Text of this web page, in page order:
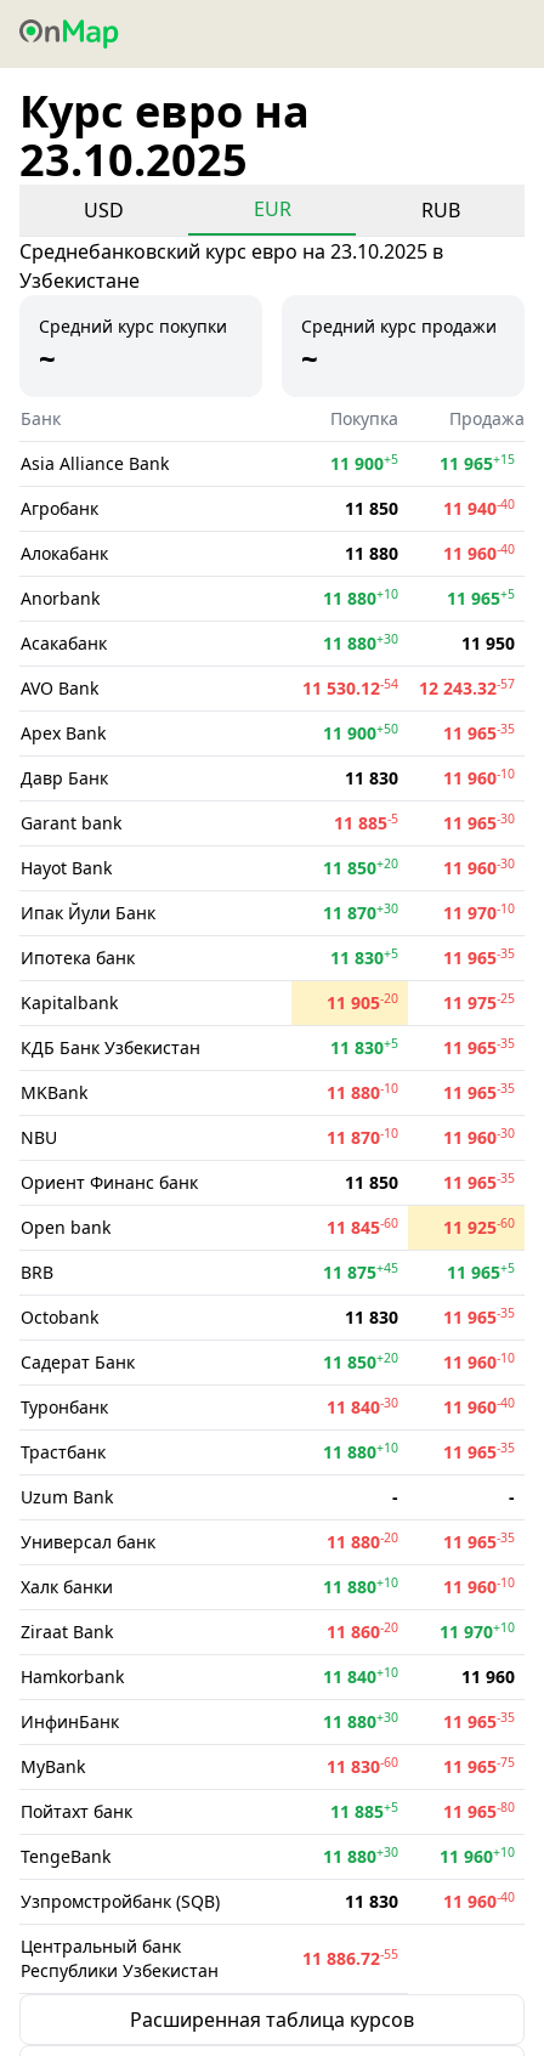
Курс евро на
23.10.2025
USD EUR
RUB
Среднебанковский курс евро на 23.10.2025 в
Узбекистане
Средний курс покупки
~
Средний курс продажи
~
Банк Покупка
Продажа
Asia Alliance Bank
11 900+5 11 965+15
Агробанк 11 850 11 940-40
Алокабанк 11 880 11 960-40
Anorbank 11 880+10 11 965+5
Асакабанк 11 880+30
11 950
AVO Bank
11 530.12-54 12 243.32-57
Apex Bank 11 900+50 11 965-35
Давр Банк 11 830 11 960-10
Garant bank 11 885-5 11 965-30
Hayot Bank 11 850+20 11 960-30
Ипак Йули Банк 11 870+30 11 970-10
Ипотека банк 11 830+5 11 965-35
Kapitalbank 11 905-20 11 975-25
КДБ Банк Узбекистан 11 830+5 11 965-35
MKBank 11 880-10 11 965-35
NBU 11 870-10 11 960-30
Ориент Финанс банк 11 850 11 965-35
Open bank 11 845-60 11 925-60
BRB 11 875+45 11 965+5
Octobank 11 830 11 965-35
Садерат Банк 11 850+20 11 960-10
Туронбанк 11 840-30 11 960-40
Трастбанк 11 880+10 11 965-35
Uzum Bank -
-
Универсал банк
11 880-20 11 965-35
Халк банки 11 880+10 11 960-10
Ziraat Bank 11 860-20 11 970+10
Hamkorbank 11 840+10
11 960
ИнфинБанк
11 880+30 11 965-35
MyBank 11 830-60 11 965-75
Пойтахт банк 11 885+5 11 965-80
TengeBank 11 880+30 11 960+10
Узпромстройбанк (SQB) 11 830 11 960-40
Центральный банк
Республики Узбекистан
11 886.72-55
Расширенная таблица курсов